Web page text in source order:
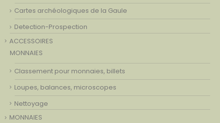
Cartes archéologiques de la Gaule
Detection-Prospection
ACCESSOIRES
MONNAIES
Classement pour monnaies, billets
Loupes, balances, microscopes
Nettoyage
MONNAIES